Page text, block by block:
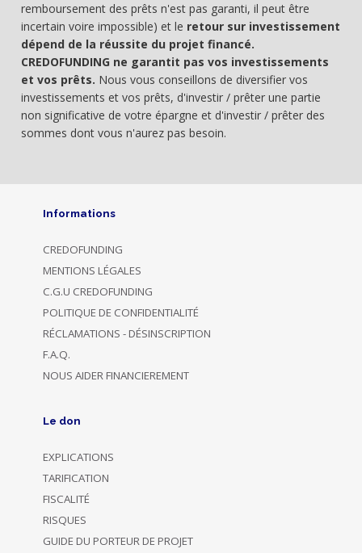
remboursement des prêts n'est pas garanti, il peut être
incertain voire impossible) et le retour sur investissement
dépend de la réussite du projet financé.
CREDOFUNDING ne garantit pas vos investissements
et vos prêts. Nous vous conseillons de diversifier vos
investissements et vos prêts, d'investir / prêter une partie
non significative de votre épargne et d'investir / prêter des
sommes dont vous n'aurez pas besoin.
Informations
CREDOFUNDING
MENTIONS LÉGALES
C.G.U CREDOFUNDING
POLITIQUE DE CONFIDENTIALITÉ
RÉCLAMATIONS - DÉSINSCRIPTION
F.A.Q.
NOUS AIDER FINANCIEREMENT
Le don
EXPLICATIONS
TARIFICATION
FISCALITÉ
RISQUES
GUIDE DU PORTEUR DE PROJET